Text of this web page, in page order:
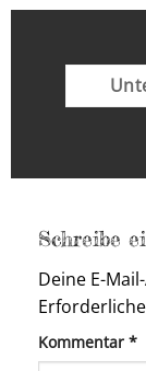
Schreibe
Deine E-
Kommentar *